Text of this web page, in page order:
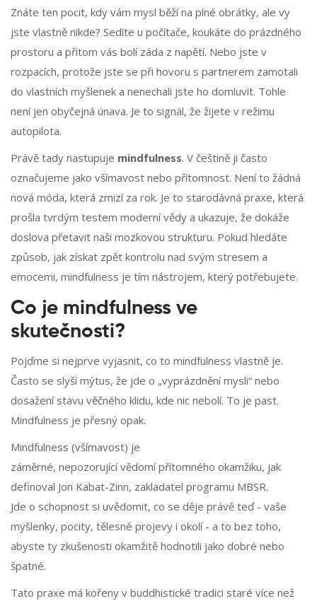
Znáte ten pocit, kdy vám mysl běží na plné obrátky, ale vy
jste vlastně nikde? Sedíte u počítače, koukáte do prázdného
prostoru a přitom vás bolí záda z napětí. Nebo jste v
rozpacích, protože jste se při hovoru s partnerem zamotali
do vlastních myšlenek a nenechali jste ho domluvit. Tohle
není jen obyčejná únava. Je to signál, že žijete v režimu
autopilota.
Právě tady nastupuje mindfulness. V češtině ji často
označujeme jako všímavost nebo přítomnost. Není to žádná
nová móda, která zmizí za rok. Je to starodávná praxe, která
prošla tvrdým testem moderní vědy a ukazuje, že dokáže
doslova přetavit naši mozkovou strukturu. Pokud hledáte
způsob, jak získat zpět kontrolu nad svým stresem a
emocemi, mindfulness je tím nástrojem, který potřebujete.
Co je mindfulness ve
skutečnosti?
Pojďme si nejprve vyjasnit, co to mindfulness vlastně je.
Často se slyší mýtus, že jde o „vyprázdnění mysli“ nebo
dosažení stavu věčného klidu, kde nic nebolí. To je past.
Mindfulness je přesný opak.
Mindfulness (všímavost) je
záměrné, nepozorující vědomí přítomného okamžiku, jak
definoval Jon Kabat-Zinn, zakladatel programu MBSR.
Jde o schopnost si uvědomit, co se děje právě teď - vaše
myšlenky, pocity, tělesné projevy i okolí - a to bez toho,
abyste ty zkušenosti okamžitě hodnotili jako dobré nebo
špatné.
Tato praxe má kořeny v buddhistické tradici staré více než